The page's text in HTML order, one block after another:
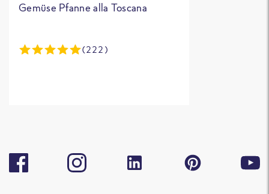
Gemüse Pfanne alla Toscana
(222)